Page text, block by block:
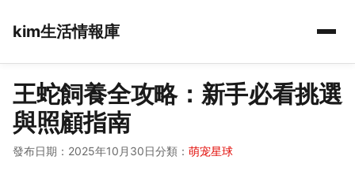
kim生活情報庫
王蛇飼養全攻略：新手必看挑選
與照顧指南
發布日期：2025年10月30日分類： 萌宠星球